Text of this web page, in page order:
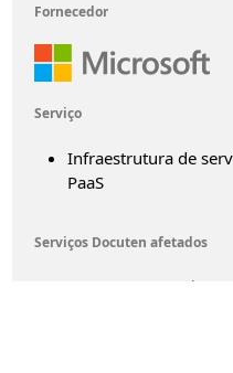
Fornecedor
Serviço
Infraestrutura de
PaaS
Serviços Docuten afetados
Assinatura eletrónica